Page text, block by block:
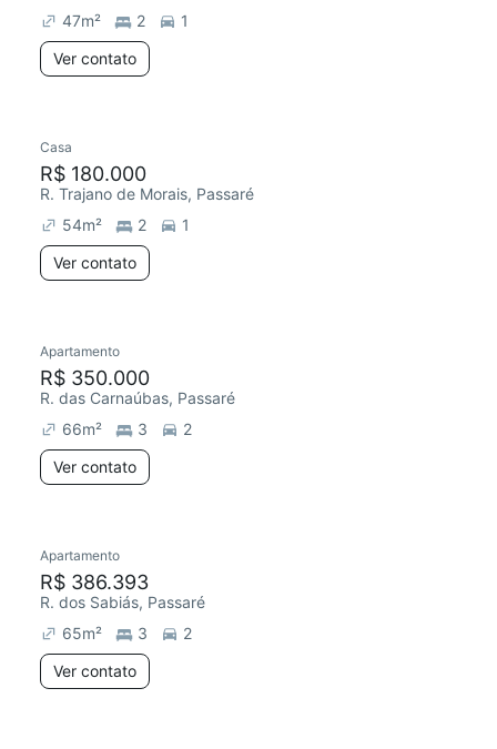
47m² 2
1
Ver contato
Casa
R$ 180.000
R. Trajano de Morais, Passaré
54m² 2
1
Ver contato
Redecorar
Apartamento
R$ 350.000
R. das Carnaúbas, Passaré
66m² 3
2
Ver contato
Apartamento
R$ 386.393
R. dos Sabiás, Passaré
65m² 3
2
Ver contato